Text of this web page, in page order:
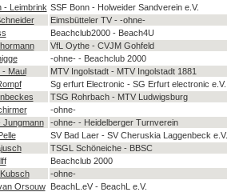
- Leimbrink SSF Bonn - Holweider Sandverein e.V.
Eimsbütteler TV - -ohne-
Beachclub2000 - Beach4U
VfL Oythe - CVJM Gohfeld
-ohne- - Beachclub 2000
- Maul
MTV Ingolstadt - MTV Ingolstadt 1881
Sg erfurt Electronic - SG Erfurt electronic e.V.
TSG Rohrbach - MTV Ludwigsburg
-ohne-
Jungmann
-ohne- - Heidelberger Turnverein
SV Bad Laer - SV Cheruskia Laggenbeck e.V.
TSGL Schöneiche - BBSC
Beachclub 2000
-ohne-
Orsouw
BeachL.eV - BeachL e.V.